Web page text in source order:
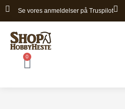
Gå
Se vores anmeldelser på Truspilot
0
Kurv